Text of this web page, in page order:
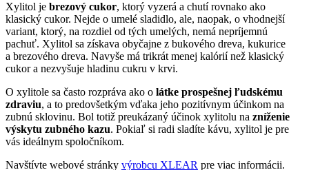
Xylitol je brezový cukor, ktorý vyzerá a chutí rovnako ako
klasický cukor. Nejde o umelé sladidlo, ale, naopak, o vhodnejší
variant, ktorý, na rozdiel od tých umelých, nemá nepríjemnú
pachuť. Xylitol sa získava obyčajne z bukového dreva, kukurice
a brezového dreva. Navyše má trikrát menej kalórií než klasický
cukor a nezvyšuje hladinu cukru v krvi.
O xylitole sa často rozpráva ako o látke prospešnej ľudskému
zdraviu, a to predovšetkým vďaka jeho pozitívnym účinkom na
zubnú sklovinu. Bol totiž preukázaný účinok xylitolu na zníženie
výskytu zubného kazu. Pokiaľ si radi sladíte kávu, xylitol je pre
vás ideálnym spoločníkom.
Navštívte webové stránky výrobcu XLEAR pre viac informácii.